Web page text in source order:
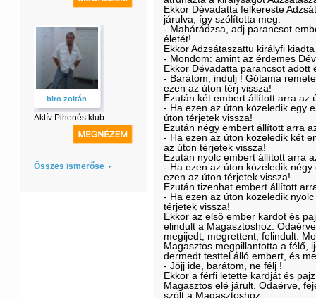
biro zoltán
Aktív Pihenés klub
Összes ismerőse
Ekkor Dévadatta felkereste
járulva, így szólította meg:
- Mahárádzsa, adj parancsot
életét!
Ekkor Adzsátaszattu királyfi
- Mondom: amint az érdemes
Ekkor Dévadatta parancsot adott
- Barátom, indulj ! Gótama
ezen az úton térj vissza!
Ezután két embert állított arra az
- Ha ezen az úton közeledik egy
úton térjetek vissza!
Ezután négy embert állított arra
- Ha ezen az úton közeledik két
az úton térjetek vissza!
Ezután nyolc embert állított arra
- Ha ezen az úton közeledik
ezen az úton térjetek vissza!
Ezután tizenhat embert állított
- Ha ezen az úton közeledik
térjetek vissza!
Ekkor az első ember kardot és
elindult a Magasztoshoz.
megijedt, megrettent, felindult.
Magasztos megpillantotta a félő,
dermedt testtel álló embert, és
- Jöjj ide, barátom, ne félj !
Ekkor a férfi letette kardját és
Magasztos elé járult. Odaérve,
szólt a Magasztoshoz: